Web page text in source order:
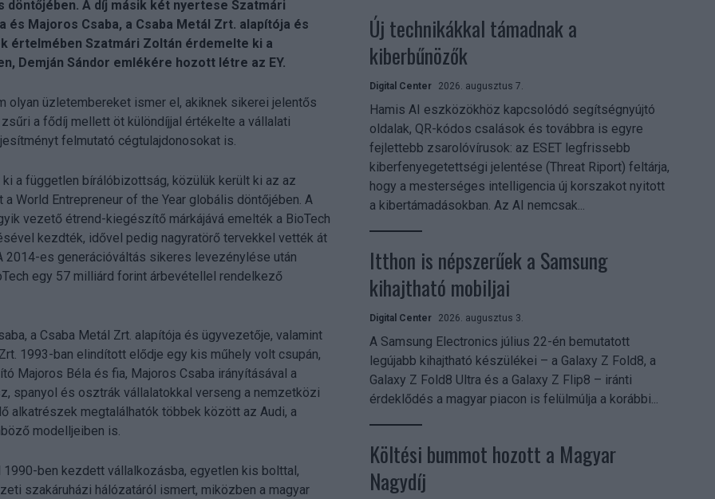
döntőjében. A díj másik két nyertese Szatmári
Majoros Csaba, a Csaba Metál Zrt. alapítója és
értelmében Szatmári Zoltán érdemelte ki a
Demján Sándor emlékére hozott létre az EY.
olyan üzletembereket ismer el, akiknek sikerei jelentős
a fődíj mellett öt különdíjjal értékelte a vállalati
felmutató cégtulajdonosokat is.
a független bírálóbizottság, közülük került ki az az
World Entrepreneur of the Year globális döntőjében. A
vezető étrend-kiegészítő márkájává emelték a BioTech
kezdték, idővel pedig nagyratörő tervekkel vették át
2014-es generációváltás sikeres levezénylése után
egy 57 milliárd forint árbevétellel rendelkező
a Csaba Metál Zrt. alapítója és ügyvezetője, valamint
1993-ban elindított elődje egy kis műhely volt csupán,
Majoros Béla és fia, Majoros Csaba irányításával a
spanyol és osztrák vállalatokkal verseng a nemzetközi
alkatrészek megtalálhatók többek között az Audi, a
modelljeiben is.
ben kezdett vállalkozásba, egyetlen kis bolttal,
szakáruházi hálózatáról ismert, miközben a magyar
Új technikákkal támadnak a
kiberbűnözők
Digital Center 2026. augusztus 7.
Hamis AI eszközökhöz kapcsolódó segítségnyújtó
oldalak, QR-kódos csalások és továbbra is egyre
fejlettebb zsarolóvírusok: az ESET legfrissebb
kiberfenyegetettségi jelentése (Threat Riport) feltárja,
hogy a mesterséges intelligencia új korszakot nyitott
a kibertámadásokban. Az AI nemcsak...
Itthon is népszerűek a Samsung
kihajtható mobiljai
Digital Center 2026. augusztus 3.
A Samsung Electronics július 22-én bemutatott
legújabb kihajtható készülékei – a Galaxy Z Fold8, a
Galaxy Z Fold8 Ultra és a Galaxy Z Flip8 – iránti
érdeklődés a magyar piacon is felülmúlja a korábbi...
Költési bummot hozott a Magyar
Nagydíj